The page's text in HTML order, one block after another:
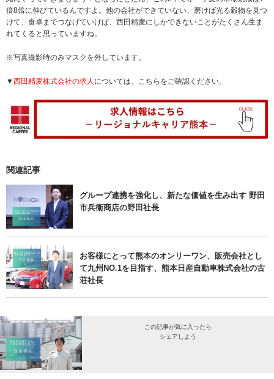
倍8倍に伸びているんですよ。他の会社ができていない、磨けば光る穀物を見つ
けて、食卓までつなげていけば、西田精麦にしかできないことがたくさん生ま
れてくると思っていますね。
※写真撮影時のみマスクを外しています。
▼西田精麦株式会社の求人 については、こちらをご確認ください。
関連記事
グループ連携を強化し、新たな価値を生み出す 野田
市兵衞商店の野田社長
お客様にとって熊本のオンリーワン、販売会社とし
て九州NO.1を目指す、熊本日産自動車株式会社の古
荘社長
この記事が気に入ったら
シェアしよう